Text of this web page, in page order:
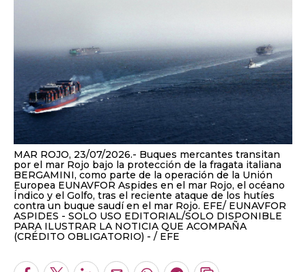
MAR ROJO, 23/07/2026.- Buques mercantes transitan
por el mar Rojo bajo la protección de la fragata italiana
BERGAMINI, como parte de la operación de la Unión
Europea EUNAVFOR Aspides en el mar Rojo, el océano
Índico y el Golfo, tras el reciente ataque de los hutíes
contra un buque saudí en el mar Rojo. EFE/ EUNAVFOR
ASPIDES - SOLO USO EDITORIAL/SOLO DISPONIBLE
PARA ILUSTRAR LA NOTICIA QUE ACOMPAÑA
(CRÉDITO OBLIGATORIO) -
EFE